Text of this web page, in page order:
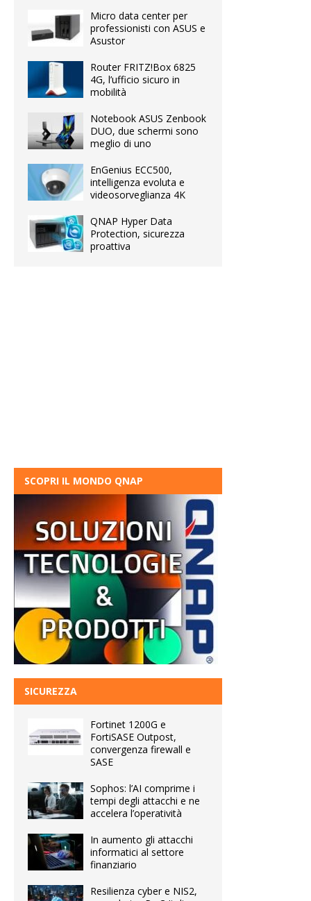
Micro data center per
professionisti con ASUS e
Asustor
Router FRITZ!Box 6825
4G, l’ufficio sicuro in
mobilità
Notebook ASUS Zenbook
DUO, due schermi sono
meglio di uno
EnGenius ECC500,
intelligenza evoluta e
videosorveglianza 4K
QNAP Hyper Data
Protection, sicurezza
proattiva
SCOPRI IL MONDO QNAP
SICUREZZA
Fortinet 1200G e
FortiSASE Outpost,
convergenza firewall e
SASE
Sophos: l’AI comprime i
tempi degli attacchi e ne
accelera l’operatività
In aumento gli attacchi
informatici al settore
finanziario
Resilienza cyber e NIS2,